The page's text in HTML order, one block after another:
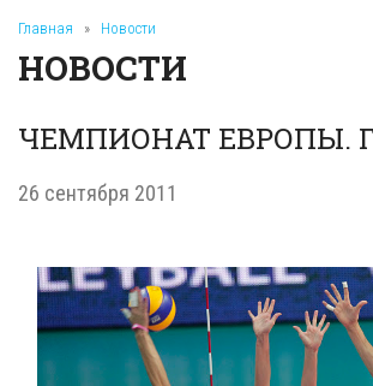
Главная » Новости
НОВОСТИ
ЧЕМПИОНАТ ЕВРОПЫ.
26 сентября 2011